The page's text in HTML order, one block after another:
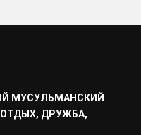
МУСУЛЬМАНСКИЙ
ОТДЫХ, ДРУЖБА,